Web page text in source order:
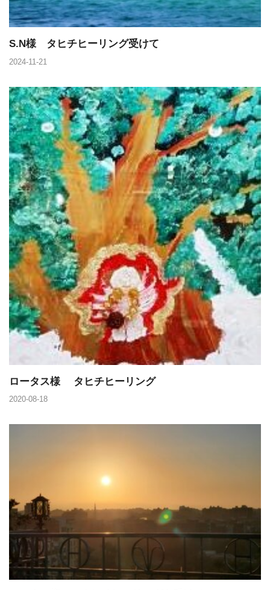
S.N様 タヒチヒーリング受けて
2024-11-21
ロータス様 タヒチヒーリング
2020-08-18